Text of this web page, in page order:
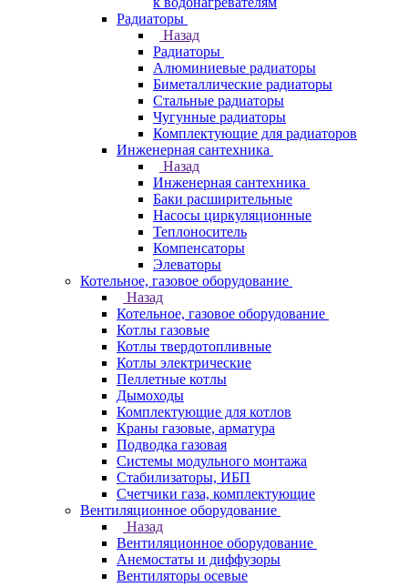
Радиаторы
Назад
Радиаторы
Алюминиевые радиаторы
Биметаллические радиаторы
Стальные радиаторы
Чугунные радиаторы
Комплектующие для радиаторов
Инженерная сантехника
Назад
Инженерная сантехника
Баки расширительные
Насосы циркуляционные
Теплоноситель
Компенсаторы
Элеваторы
Котельное, газовое оборудование
Назад
Котельное, газовое оборудование
Котлы газовые
Котлы твердотопливные
Котлы электрические
Пеллетные котлы
Дымоходы
Комплектующие для котлов
Краны газовые, арматура
Подводка газовая
Системы модульного монтажа
Стабилизаторы, ИБП
Счетчики газа, комплектующие
Вентиляционное оборудование
Назад
Вентиляционное оборудование
Анемостаты и диффузоры
Вентиляторы осевые